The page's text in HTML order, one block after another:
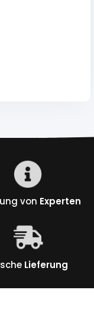
von Experten
Lieferung